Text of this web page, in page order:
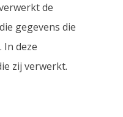
de
gegevens die
deze
zij verwerkt.